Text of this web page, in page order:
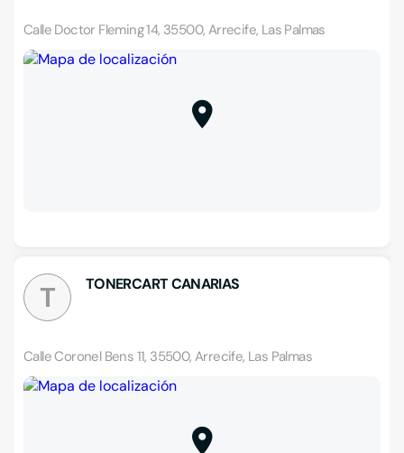
Calle Doctor Fleming 14, 35500, Arrecife, Las Palmas
T TONERCART CANARIAS
Calle Coronel Bens 11, 35500, Arrecife, Las Palmas